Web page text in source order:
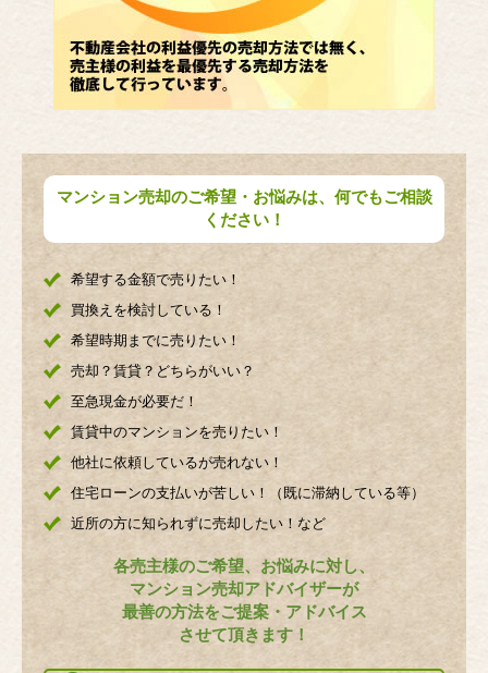
マンション売却のご希望・お悩みは、何でもご相談
ください！
希望する金額で売りたい！
買換えを検討している！
希望時期までに売りたい！
売却？賃貸？どちらがいい？
至急現金が必要だ！
賃貸中のマンションを売りたい！
他社に依頼しているが売れない！
住宅ローンの支払いが苦しい！（既に滞納している等）
近所の方に知られずに売却したい！など
各売主様のご希望、お悩みに対し、
マンション売却アドバイザーが
最善の方法をご提案・アドバイス
させて頂きます！